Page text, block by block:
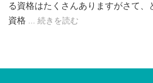
る資格はたくさんありますがさて、
資格 ... 続きを読む